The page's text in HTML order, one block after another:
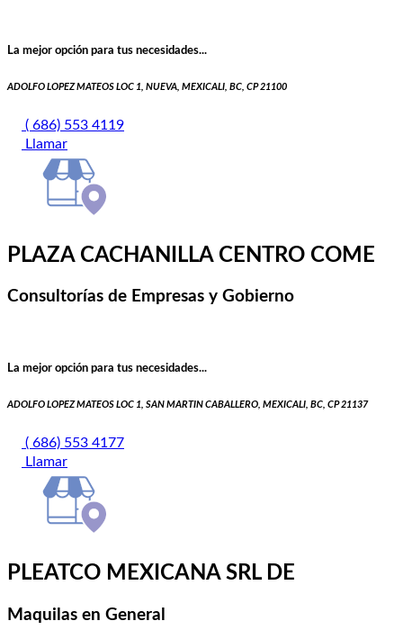
La mejor opción para tus necesidades...
ADOLFO LOPEZ MATEOS LOC 1, NUEVA, MEXICALI, BC, CP 21100
( 686) 553 4119
Llamar
PLAZA CACHANILLA CENTRO COME
Consultorías de Empresas y Gobierno
La mejor opción para tus necesidades...
ADOLFO LOPEZ MATEOS LOC 1, SAN MARTIN CABALLERO, MEXICALI, BC, CP 21137
( 686) 553 4177
Llamar
PLEATCO MEXICANA SRL DE
Maquilas en General